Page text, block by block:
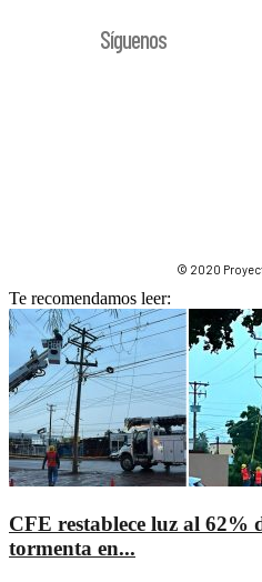
Síguenos
© 2020
Te recomendamos leer:
CFE restablece luz al 62%
tormenta en...